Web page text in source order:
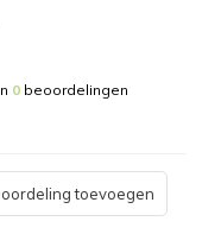
0 beoordelingen
toevoegen